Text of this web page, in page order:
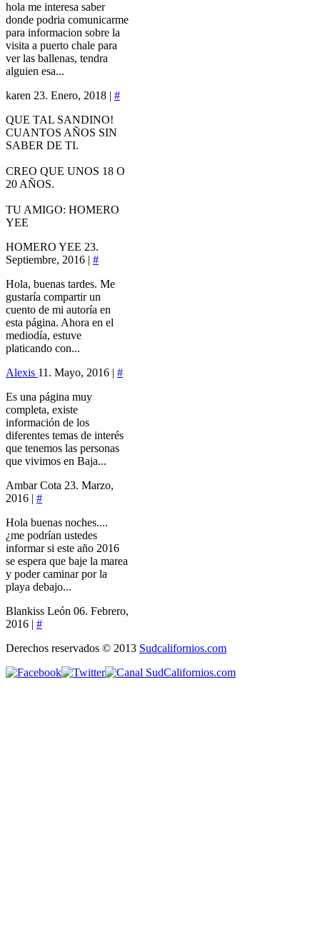
hola me interesa saber
donde podria comunicarme
para informacion sobre la
visita a puerto chale para
ver las ballenas, tendra
alguien esa...
karen 23. Enero, 2018 | #
QUE TAL SANDINO!
CUANTOS AÑOS SIN
SABER DE TI.
CREO QUE UNOS 18 O
20 AÑOS.
TU AMIGO: HOMERO
YEE
HOMERO YEE 23.
Septiembre, 2016 | #
Hola, buenas tardes. Me
gustaría compartir un
cuento de mi autoría en
esta página. Ahora en el
mediodía, estuve
platicando con...
Alexis 11. Mayo, 2016 | #
Es una página muy
completa, existe
información de los
diferentes temas de interés
que tenemos las personas
que vivimos en Baja...
Ambar Cota 23. Marzo,
2016 | #
Hola buenas noches....
¿me podrían ustedes
informar si este año 2016
se espera que baje la marea
y poder caminar por la
playa debajo...
Blankiss León 06. Febrero,
2016 | #
Derechos reservados © 2013 Sudcalifornios.com